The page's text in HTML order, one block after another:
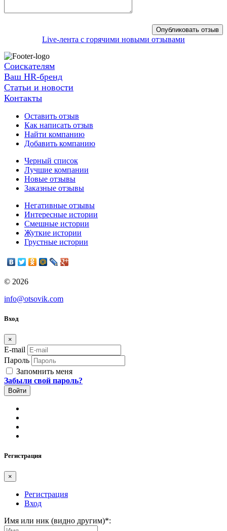
Live-лента с горячими новыми отзывами
Соискателям
Ваш HR-бренд
Статьи и новости
Контакты
Оставить отзыв
Как написать отзыв
Найти компанию
Добавить компанию
Черный список
Лучшие компании
Новые отзывы
Заказные отзывы
Негативные отзывы
Интересные истории
Смешные истории
Жуткие истории
Грустные истории
© 2026
info@otsovik.com
Вход
×
E-mail
Пароль
Запомнить меня
Забыли свой пароль?
Регистрация
×
Регистрация
Вход
Имя или ник (видно другим)*: